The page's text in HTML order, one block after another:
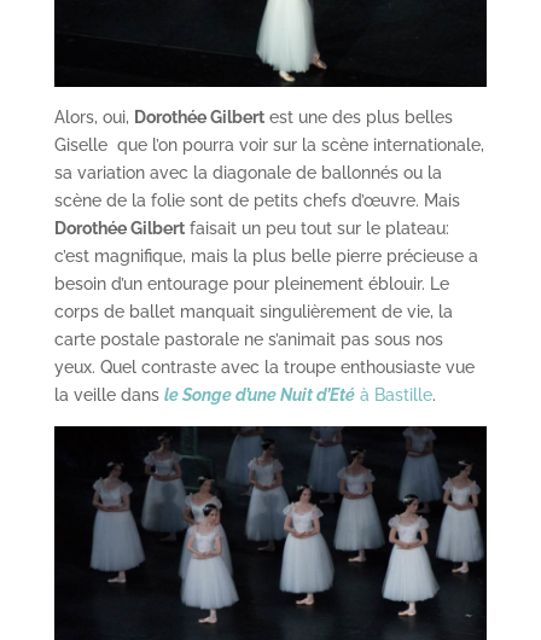
Alors, oui, Dorothée Gilbertest une des plus belles
Giselle que l’on pourra voir sur la scène internationale,
sa variation avec la diagonale de ballonnés ou la
scène de la folie sont de petits chefs d’œuvre. Mais
Dorothée Gilbertfaisait un peu tout sur le plateau:
c’est magnifique, mais la plus belle pierre précieuse a
besoin d’un entourage pour pleinement éblouir. Le
corps de ballet manquait singulièrement de vie, la
carte postale pastorale ne s’animait pas sous nos
yeux. Quel contraste avec la troupe enthousiaste vue
la veille dans le Songe d’une Nuit d’Etéà Bastille.